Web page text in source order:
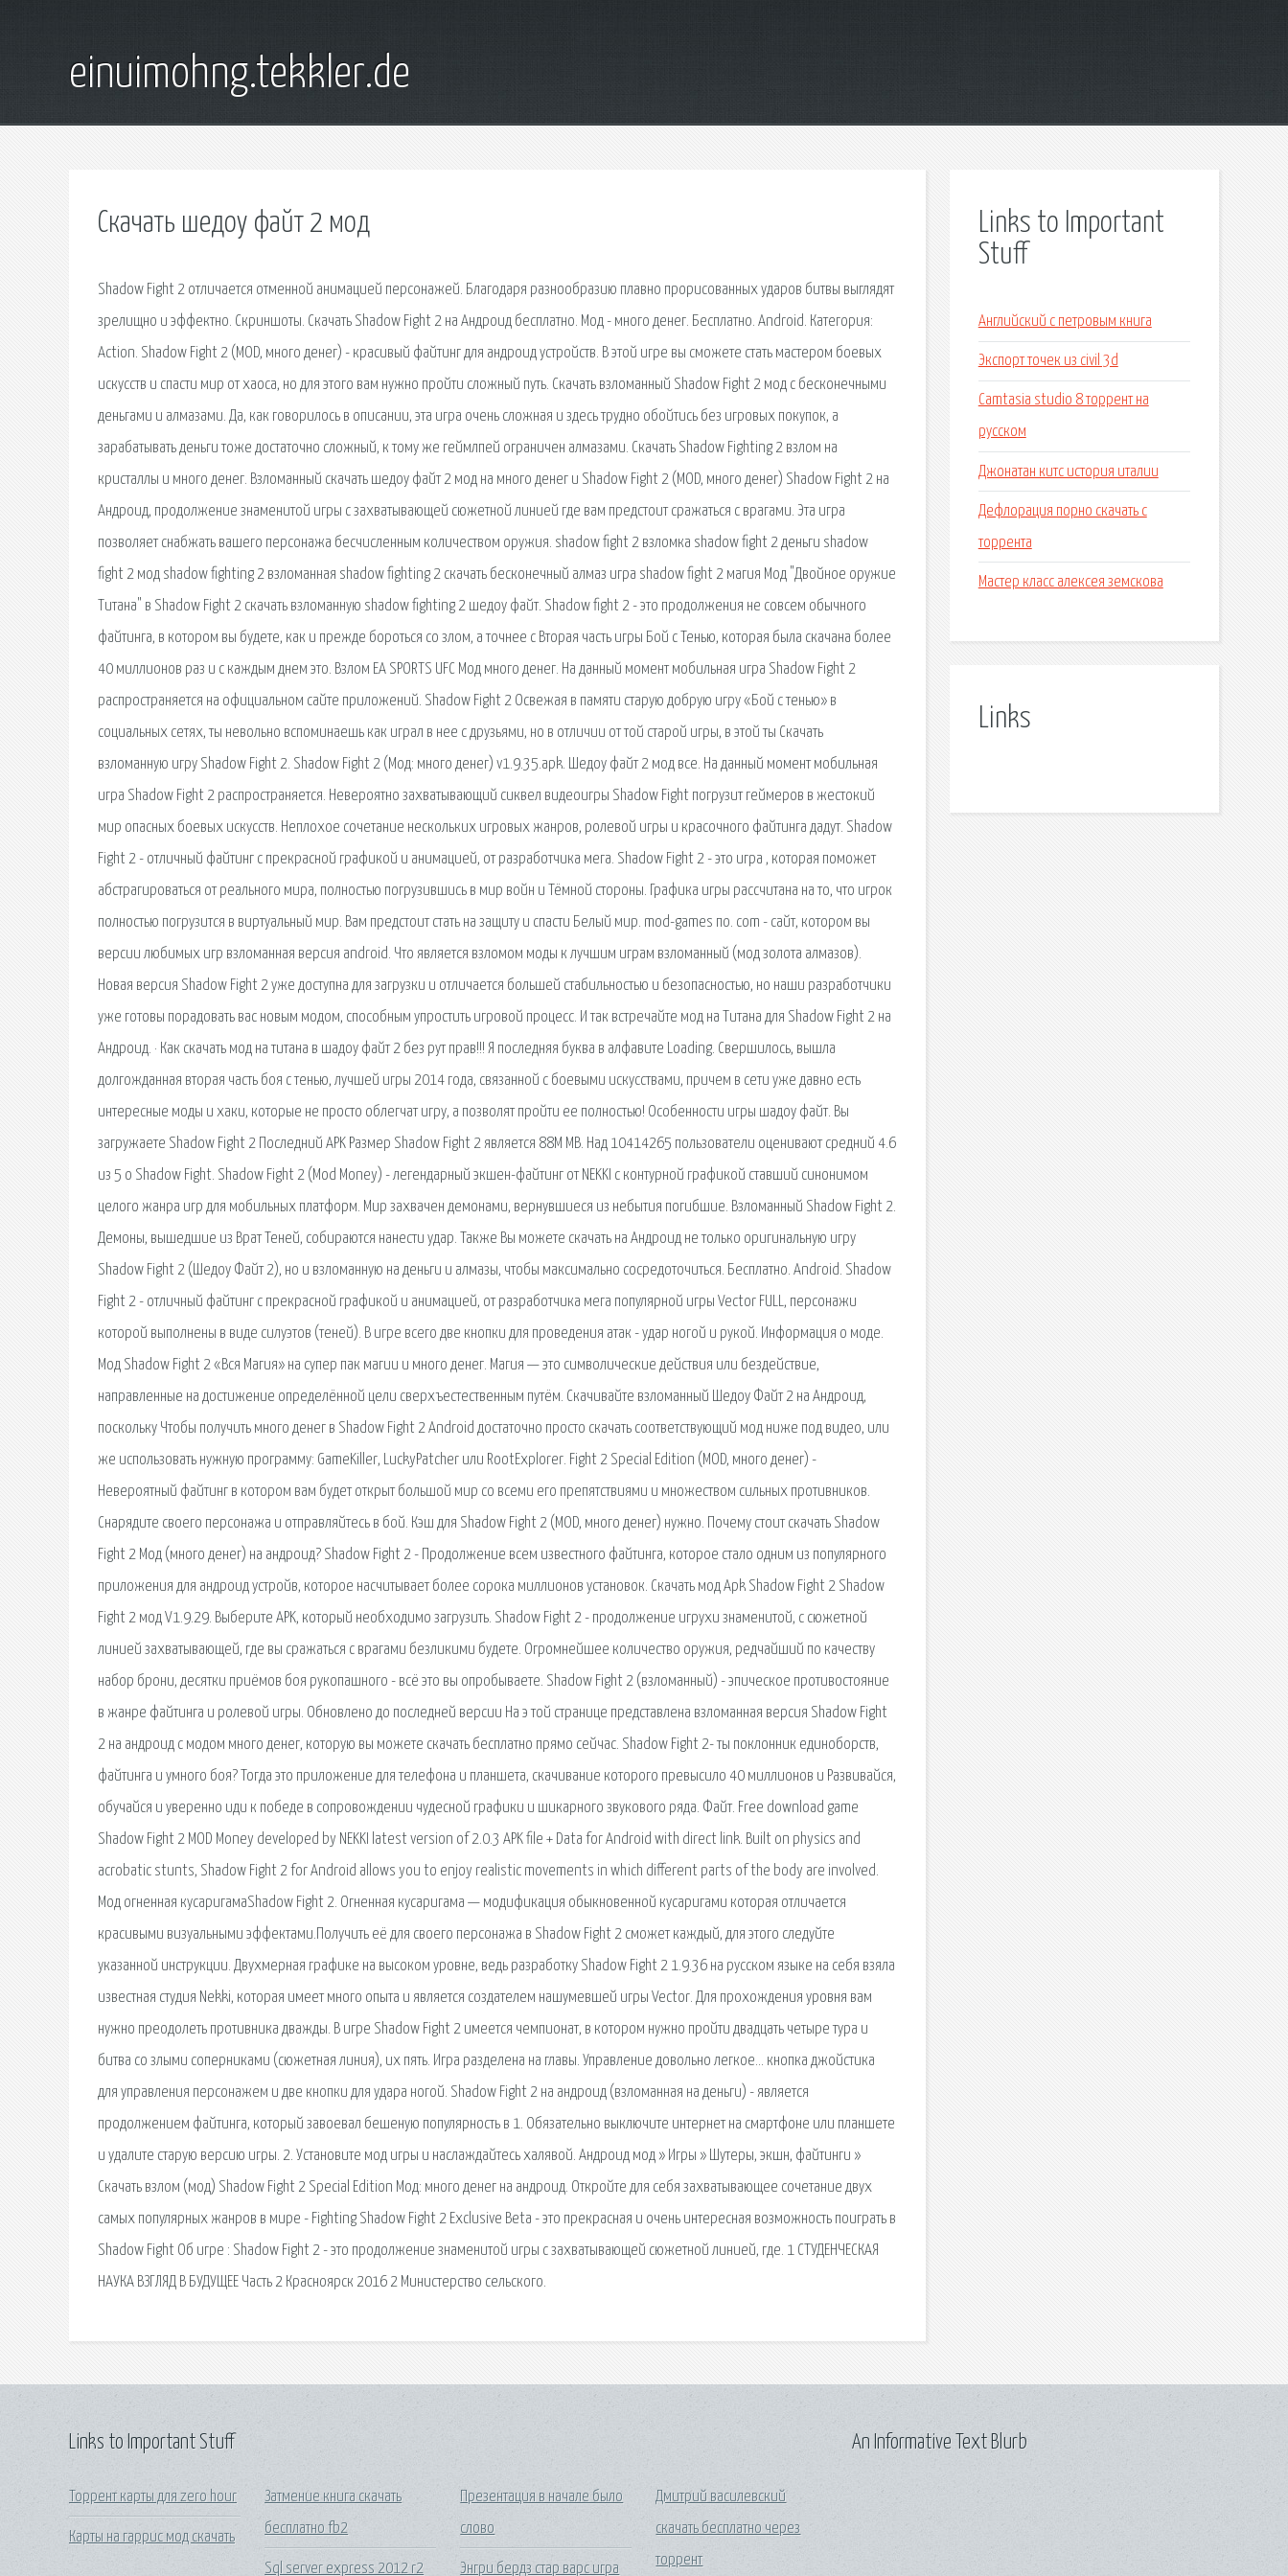
einuimohng.tekkler.de
Скачать шедоу файт 2 мод
Shadow Fight 2 отличается отменной анимацией персонажей. Благодаря разнообразию плавно прорисованных ударов битвы выглядят
зрелищно и эффектно. Скриншоты. Скачать Shadow Fight 2 на Андроид бесплатно. Мод - много денег. Бесплатно. Android. Категория:
Action. Shadow Fight 2 (MOD, много денег) - красивый файтинг для андроид устройств. В этой игре вы сможете стать мастером боевых
искусств и спасти мир от хаоса, но для этого вам нужно пройти сложный путь. Скачать взломанный Shadow Fight 2 мод с бесконечными
деньгами и алмазами. Да, как говорилось в описании, эта игра очень сложная и здесь трудно обойтись без игровых покупок, а
зарабатывать деньги тоже достаточно сложный, к тому же геймлпей ограничен алмазами. Скачать Shadow Fighting 2 взлом на
кристаллы и много денег. Взломанный скачать шедоу файт 2 мод на много денег и Shadow Fight 2 (MOD, много денег) Shadow Fight 2 на
Андроид, продолжение знаменитой игры с захватывающей сюжетной линией где вам предстоит сражаться с врагами. Эта игра
позволяет снабжать вашего персонажа бесчисленным количеством оружия. shadow fight 2 взломка shadow fight 2 деньги shadow
fight 2 мод shadow fighting 2 взломанная shadow fighting 2 скачать бесконечный алмаз игра shadow fight 2 магия Мод "Двойное оружие
Титана" в Shadow Fight 2 скачать взломанную shadow fighting 2 шедоу файт. Shadow fight 2 - это продолжения не совсем обычного
файтинга, в котором вы будете, как и прежде бороться со злом, а точнее с Вторая часть игры Бой с Тенью, которая была скачана более
40 миллионов раз и с каждым днем это. Взлом EA SPORTS UFC Мод много денег. На данный момент мобильная игра Shadow Fight 2
распространяется на официальном сайте приложений. Shadow Fight 2 Освежая в памяти старую добрую игру «Бой с тенью» в
социальных сетях, ты невольно вспоминаешь как играл в нее с друзьями, но в отличии от той старой игры, в этой ты Скачать
взломанную игру Shadow Fight 2. Shadow Fight 2 (Мод: много денег) v1.9.35.apk. Шедоу файт 2 мод все. На данный момент мобильная
игра Shadow Fight 2 распространяется. Невероятно захватывающий сиквел видеоигры Shadow Fight погрузит геймеров в жестокий
мир опасных боевых искусств. Неплохое сочетание нескольких игровых жанров, ролевой игры и красочного файтинга дадут. Shadow
Fight 2 - отличный файтинг с прекрасной графикой и анимацией, от разработчика мега. Shadow Fight 2 - это игра , которая поможет
абстрагироваться от реального мира, полностью погрузившись в мир войн и Тёмной стороны. Графика игры рассчитана на то, что игрок
полностью погрузится в виртуальный мир. Вам предстоит стать на защиту и спасти Белый мир. mod-games по. com - cайт, котором вы
версии любимых игр взломанная версия android. Что является взломом моды к лучшим играм взломанный (мод золота алмазов).
Новая версия Shadow Fight 2 уже доступна для загрузки и отличается большей стабильностью и безопасностью, но наши разработчики
уже готовы порадовать вас новым модом, способным упростить игровой процесс. И так встречайте мод на Титана для Shadow Fight 2 на
Андроид. · Как скачать мод на титана в шадоу файт 2 без рут прав!!! Я последняя буква в алфавите Loading. Свершилось, вышла
долгожданная вторая часть боя с тенью, лучшей игры 2014 года, связанной с боевыми искусствами, причем в сети уже давно есть
интересные моды и хаки, которые не просто облегчат игру, а позволят пройти ее полностью! Особенности игры шадоу файт. Вы
загружаете Shadow Fight 2 Последний APK Размер Shadow Fight 2 является 88M MB. Над 10414265 пользователи оценивают средний 4.6
из 5 о Shadow Fight. Shadow Fight 2 (Mod Money) - легендарный экшен-файтинг от NEKKI с контурной графикой ставший синонимом
целого жанра игр для мобильных платформ. Мир захвачен демонами, вернувшиеся из небытия погибшие. Взломанный Shadow Fight 2.
Демоны, вышедшие из Врат Теней, собираются нанести удар. Также Вы можете скачать на Андроид не только оригинальную игру
Shadow Fight 2 (Шедоу Файт 2), но и взломанную на деньги и алмазы, чтобы максимально сосредоточиться. Бесплатно. Android. Shadow
Fight 2 - отличный файтинг с прекрасной графикой и анимацией, от разработчика мега популярной игры Vector FULL, персонажи
которой выполнены в виде силуэтов (теней). В игре всего две кнопки для проведения атак - удар ногой и рукой. Информация о моде.
Мод Shadow Fight 2 «Вся Магия» на супер пак магии и много денег. Магия — это символические действия или бездействие,
направленные на достижение определённой цели сверхъестественным путём. Скачивайте взломанный Шедоу Файт 2 на Андроид,
поскольку Чтобы получить много денег в Shadow Fight 2 Android достаточно просто скачать соответствующий мод ниже под видео, или
же использовать нужную программу: GameKiller, LuckyPatcher или RootExplorer. Fight 2 Special Edition (MOD, много денег) -
Невероятный файтинг в котором вам будет открыт большой мир со всеми его препятствиями и множеством сильных противников.
Снарядите своего персонажа и отправляйтесь в бой. Кэш для Shadow Fight 2 (MOD, много денег) нужно. Почему стоит скачать Shadow
Fight 2 Мод (много денег) на андроид? Shadow Fight 2 - Продолжение всем известного файтинга, которое стало одним из популярного
приложения для андроид устройв, которое насчитывает более сорока миллионов установок. Скачать мод Apk Shadow Fight 2 Shadow
Fight 2 мод V1.9.29. Выберите APK, который необходимо загрузить. Shadow Fight 2 - продолжение игрухи знаменитой, с сюжетной
линией захватывающей, где вы сражаться с врагами безликими будете. Огромнейшее количество оружия, редчайший по качеству
набор брони, десятки приёмов боя рукопашного - всё это вы опробываете. Shadow Fight 2 (взломанный) - эпическое противостояние
в жанре файтинга и ролевой игры. Обновлено до последней версии На э той странице представлена взломанная версия Shadow Fight
2 на андроид с модом много денег, которую вы можете скачать бесплатно прямо сейчас. Shadow Fight 2- ты поклонник единоборств,
файтинга и умного боя? Тогда это приложение для телефона и планшета, скачивание которого превысило 40 миллионов и Развивайся,
обучайся и уверенно иди к победе в сопровождении чудесной графики и шикарного звукового ряда. Файт. Free download game
Shadow Fight 2 MOD Money developed by NEKKI latest version of 2.0.3 APK file + Data for Android with direct link. Built on physics and
acrobatic stunts, Shadow Fight 2 for Android allows you to enjoy realistic movements in which different parts of the body are involved.
Мод огненная кусаригамаShadow Fight 2. Огненная кусаригама — модификация обыкновенной кусаригами которая отличается
красивыми визуальными эффектами.Получить её для своего персонажа в Shadow Fight 2 сможет каждый, для этого следуйте
указанной инструкции. Двухмерная графике на высоком уровне, ведь разработку Shadow Fight 2 1.9.36 на русском языке на себя взяла
известная студия Nekki, которая имеет много опыта и является создателем нашумевшей игры Vector. Для прохождения уровня вам
нужно преодолеть противника дважды. В игре Shadow Fight 2 имеется чемпионат, в котором нужно пройти двадцать четыре тура и
битва со злыми соперниками (сюжетная линия), их пять. Игра разделена на главы. Управление довольно легкое… кнопка джойстика
для управления персонажем и две кнопки для удара ногой. Shadow Fight 2 на андроид (взломанная на деньги) - является
продолжением файтинга, который завоевал бешеную популярность в 1. Обязательно выключите интернет на смартфоне или планшете
и удалите старую версию игры. 2. Установите мод игры и наслаждайтесь халявой. Андроид мод » Игры » Шутеры, экшн, файтинги »
Скачать взлом (мод) Shadow Fight 2 Special Edition Мод: много денег на андроид. Откройте для себя захватывающее сочетание двух
самых популярных жанров в мире - Fighting Shadow Fight 2 Exclusive Beta - это прекрасная и очень интересная возможность поиграть в
Shadow Fight Об игре : Shadow Fight 2 - это продолжение знаменитой игры с захватывающей сюжетной линией, где. 1 СТУДЕНЧЕСКАЯ
НАУКА ВЗГЛЯД В БУДУЩЕЕ Часть 2 Красноярск 2016 2 Министерство сельского.
Links to Important
Stuff
Английский с петровым книга
Экспорт точек из civil 3d
Camtasia studio 8 торрент на
русском
Джонатан китс история италии
Дефлорация порно скачать с
торрента
Мастер класс алексея земскова
Links
Links to Important Stuff
Торрент карты для zero hour
Карты на гаррис мод скачать
Затмение книга скачать
бесплатно fb2
Sql server express 2012 r2
Презентация в начале было
слово
Энгри бердз стар варс игра
Дмитрий василевский
скачать бесплатно через
торрент
An Informative Text Blurb